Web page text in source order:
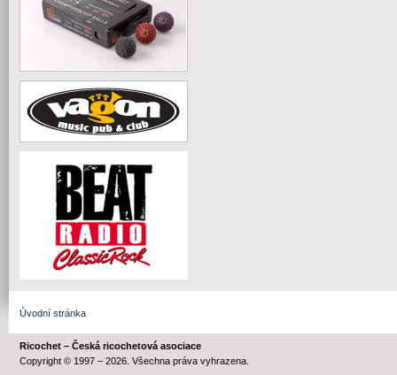
Úvodní stránka
Ricochet – Česká ricochetová asociace
Copyright © 1997 – 2026. Všechna práva vyhrazena.